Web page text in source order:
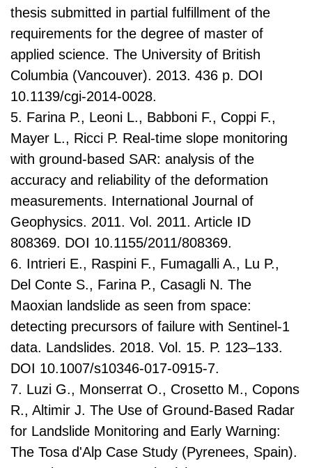
thesis submitted in partial fulfillment of the
requirements for the degree of master of
applied science. The University of British
Columbia (Vancouver). 2013. 436 p. DOI
10.1139/cgi-2014-0028.
5. Farina P., Leoni L., Babboni F., Coppi F.,
Mayer L., Ricci P. Real-time slope monitoring
with ground-based SAR: analysis of the
accuracy and reliability of the deformation
measurements. International Journal of
Geophysics. 2011. Vol. 2011. Article ID
808369. DOI 10.1155/2011/808369.
6. Intrieri E., Raspini F., Fumagalli A., Lu P.,
Del Conte S., Farina P., Casagli N. The
Maoxian landslide as seen from space:
detecting precursors of failure with Sentinel-1
data. Landslides. 2018. Vol. 15. P. 123–133.
DOI 10.1007/s10346-017-0915-7.
7. Luzi G., Monserrat O., Crosetto M., Copons
R., Altimir J. The Use of Ground-Based Radar
for Landslide Monitoring and Early Warning:
The Tosa d'Alp Case Study (Pyrenees, Spain).